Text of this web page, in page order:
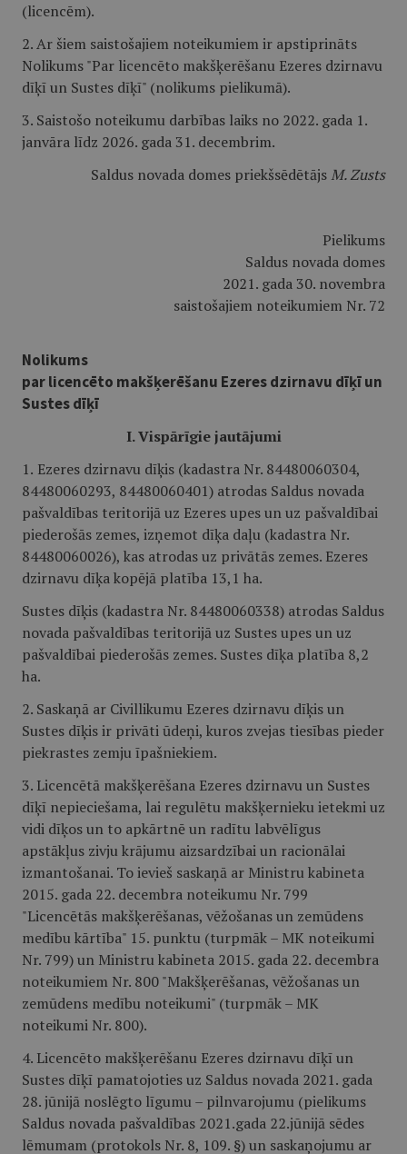
(licencēm).
2. Ar šiem saistošajiem noteikumiem ir apstiprināts
Nolikums "Par licencēto makšķerēšanu Ezeres dzirnavu
dīķī un Sustes dīķī" (nolikums pielikumā).
3. Saistošo noteikumu darbības laiks no 2022. gada 1.
janvāra līdz 2026. gada 31. decembrim.
Saldus novada domes priekšsēdētājsM. Zusts
Pielikums
Saldus novada domes
2021. gada 30. novembra
saistošajiem noteikumiem Nr. 72
Nolikums
par licencēto makšķerēšanu Ezeres dzirnavu dīķī un
Sustes dīķī
I. Vispārīgie jautājumi
1. Ezeres dzirnavu dīķis (kadastra Nr. 84480060304,
84480060293, 84480060401) atrodas Saldus novada
pašvaldības teritorijā uz Ezeres upes un uz pašvaldībai
piederošās zemes, izņemot dīķa daļu (kadastra Nr.
84480060026), kas atrodas uz privātās zemes. Ezeres
dzirnavu dīķa kopējā platība 13,1 ha.
Sustes dīķis (kadastra Nr. 84480060338) atrodas Saldus
novada pašvaldības teritorijā uz Sustes upes un uz
pašvaldībai piederošās zemes. Sustes dīķa platība 8,2
ha.
2. Saskaņā ar Civillikumu Ezeres dzirnavu dīķis un
Sustes dīķis ir privāti ūdeņi, kuros zvejas tiesības pieder
piekrastes zemju īpašniekiem.
3. Licencētā makšķerēšana Ezeres dzirnavu un Sustes
dīķī nepieciešama, lai regulētu makšķernieku ietekmi uz
vidi dīķos un to apkārtnē un radītu labvēlīgus
apstākļus zivju krājumu aizsardzībai un racionālai
izmantošanai. To ievieš saskaņā ar Ministru kabineta
2015. gada 22. decembra noteikumu Nr. 799
"Licencētās makšķerēšanas, vēžošanas un zemūdens
medību kārtība" 15. punktu (turpmāk – MK noteikumi
Nr. 799) un Ministru kabineta 2015. gada 22. decembra
noteikumiem Nr. 800 "Makšķerēšanas, vēžošanas un
zemūdens medību noteikumi" (turpmāk – MK
noteikumi Nr. 800).
4. Licencēto makšķerēšanu Ezeres dzirnavu dīķī un
Sustes dīķī pamatojoties uz Saldus novada 2021. gada
28. jūnijā noslēgto līgumu – pilnvarojumu (pielikums
Saldus novada pašvaldības 2021.gada 22.jūnijā sēdes
lēmumam (protokols Nr. 8, 109. §) un saskaņojumu ar